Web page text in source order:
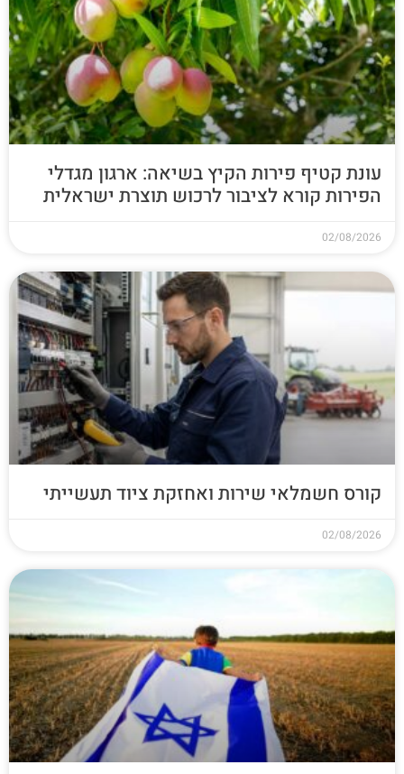
עונת קטיף פירות הקיץ בשיאה: ארגון מגדלי
הפירות קורא לציבור לרכוש תוצרת ישראלית
02/08/2026
קורס חשמלאי שירות ואחזקת ציוד תעשייתי
02/08/2026